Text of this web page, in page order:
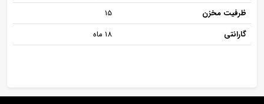
ظرفیت مخزن
15
گارانتی
18 ماه